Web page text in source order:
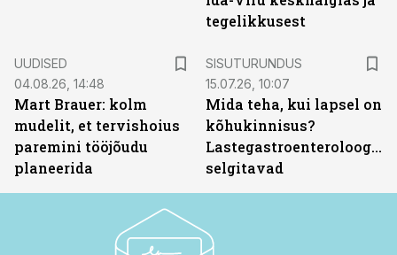
tegelikkusest
UUDISED
04.08.26, 14:48
Mart Brauer: kolm
mudelit, et tervishoius
paremini tööjõudu
planeerida
SISUTURUNDUS
15.07.26, 10:07
Mida teha, kui lapsel on
kõhukinnisus?
Lastegastroenteroloogid
selgitavad